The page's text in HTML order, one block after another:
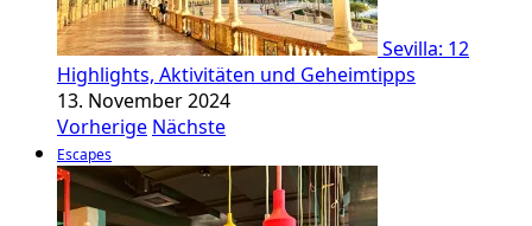
Sevilla: 12
Highlights, Aktivitäten und Geheimtipps
13. November 2024
Vorherige Nächste
Escapes